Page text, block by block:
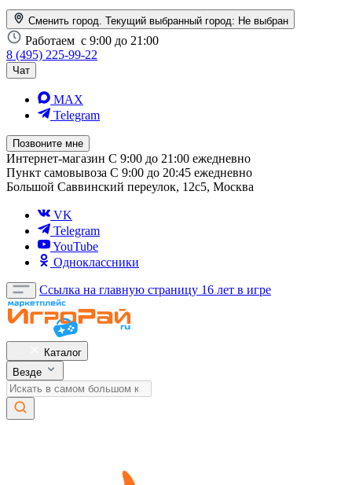
Сменить город. Текущий выбранный город: Не выбран
Работаем с 9:00 до 21:00
8 (495) 225-99-22
Чат
MAX
Telegram
Позвоните мне
Интернет-магазин С 9:00 до 21:00 ежедневно
Пункт самовывоза С 9:00 до 20:45 ежедневно
Большой Саввинский переулок, 12с5, Москва
VK
Telegram
YouTube
Одноклассники
Ссылка на главную страницу 16 лет в игре
Каталог
Везде